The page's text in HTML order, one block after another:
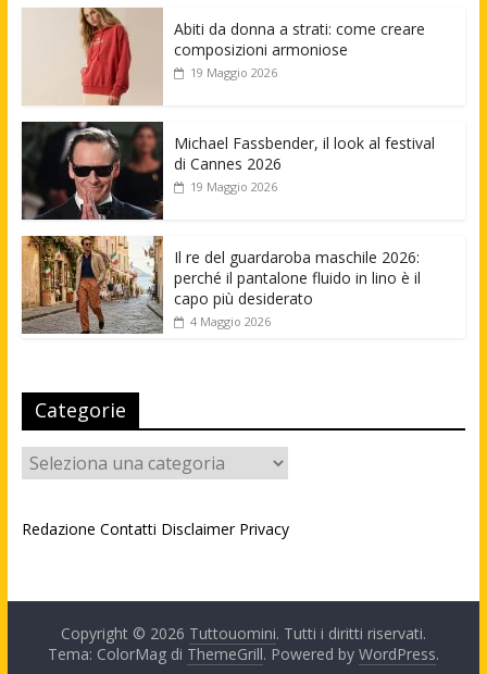
Abiti da donna a strati: come creare
composizioni armoniose
19 Maggio 2026
Michael Fassbender, il look al festival
di Cannes 2026
19 Maggio 2026
Il re del guardaroba maschile 2026:
perché il pantalone fluido in lino è il
capo più desiderato
4 Maggio 2026
Categorie
Categorie
Redazione Contatti Disclaimer Privacy
Copyright © 2026 Tuttouomini. Tutti i diritti riservati.
Tema: ColorMag di ThemeGrill. Powered by WordPress.